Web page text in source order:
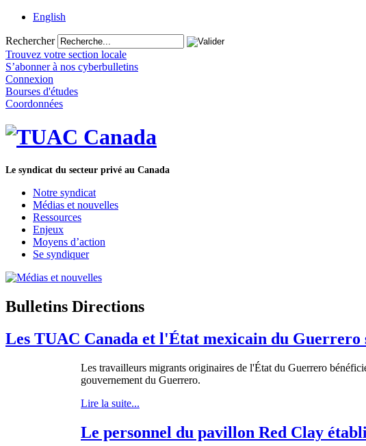
English
Rechercher
Trouvez votre section locale
S’abonner à nos cyberbulletins
Connexion
Bourses d'études
Coordonnées
Le syndicat du secteur privé au Canada
Notre syndicat
Médias et nouvelles
Ressources
Enjeux
Moyens d’action
Se syndiquer
Bulletins Directions
Les TUAC Canada et l'État mexicain du
Les travailleurs migrants originaires de l'État du Guerrero
gouvernement du Guerrero.
Lire la suite...
Le personnel du pavillon Red Clay